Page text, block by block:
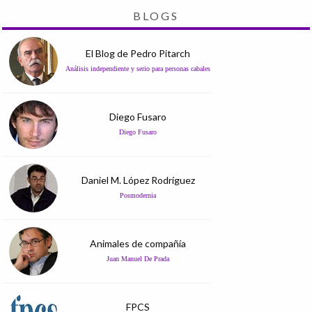
BLOGS
El Blog de Pedro Pitarch
Análisis independiente y serio para personas cabales
Diego Fusaro
Diego Fusaro
Daniel M. López Rodríguez
Posmodernia
Animales de compañía
Juan Manuel De Prada
FPCS